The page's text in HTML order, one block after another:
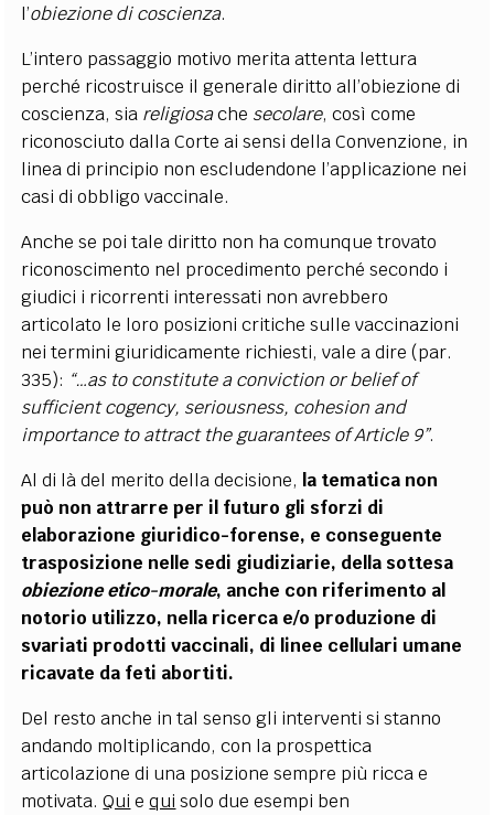
l’obiezione di coscienza.
L’intero passaggio motivo merita attenta lettura
perché ricostruisce il generale diritto all’obiezione di
coscienza, sia religiosache secolare, così come
riconosciuto dalla Corte ai sensi della Convenzione, in
linea di principio non escludendone l’applicazione nei
casi di obbligo vaccinale.
Anche se poi tale diritto non ha comunque trovato
riconoscimento nel procedimento perché secondo i
giudici i ricorrenti interessati non avrebbero
articolato le loro posizioni critiche sulle vaccinazioni
nei termini giuridicamente richiesti, vale a dire (par.
335): “…as to constitute a conviction or belief of
sufficient cogency, seriousness, cohesion and
importance to attract the guarantees of Article 9”.
Al di là del merito della decisione, la tematica non
può non attrarre per il futuro gli sforzi di
elaborazione giuridico-forense, e conseguente
trasposizione nelle sedi giudiziarie, della sottesa
obiezione etico-morale, anche con riferimento al
notorio utilizzo, nella ricerca e/o produzione di
svariati prodotti vaccinali, di linee cellulari umane
ricavate da feti abortiti.
Del resto anche in tal senso gli interventi si stanno
andando moltiplicando, con la prospettica
articolazione di una posizione sempre più ricca e
motivata.Qui equi solo due esempi ben